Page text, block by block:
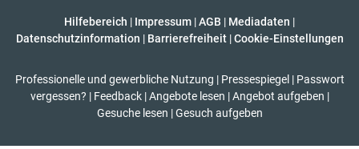
Hilfebereich | Impressum |AGB | Mediadaten |
Datenschutzinformation | Barrierefreiheit | Cookie-Einstellungen
Professionelle und gewerbliche Nutzung | Pressespiegel | Passwort
vergessen? | Feedback | Angebote lesen | Angebot aufgeben |
Gesuche lesen | Gesuch aufgeben